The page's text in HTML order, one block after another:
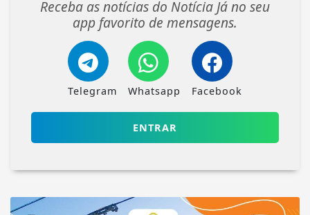
Receba as notícias do Notícia Já no seu
app favorito de mensagens.
Telegram Whatsapp Facebook
ENTRAR